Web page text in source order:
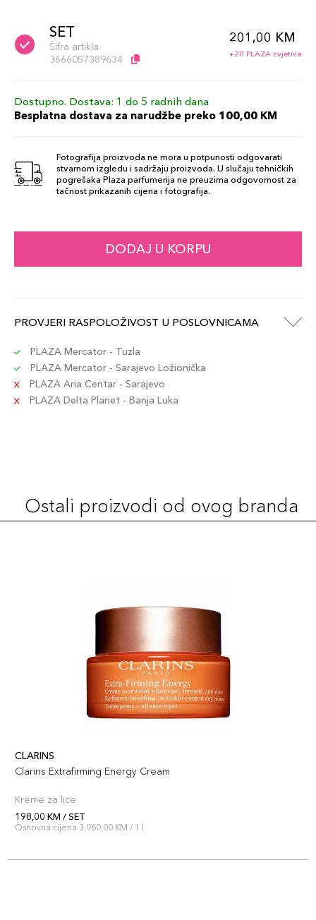
SET
Šifra artikla
3666057389634
201,00 KM
+20 PLAZA cvjetića
Dostupno. Dostava: 1 do 5 radnih dana
Besplatna dostava za narudžbe preko 100,00 KM
Fotografija proizvoda ne mora u potpunosti odgovarati
stvarnom izgledu i sadržaju proizvoda. U slučaju tehničkih
pogrešaka Plaza parfumerija ne preuzima odgovornost za
tačnost prikazanih cijena i fotografija.
DODAJ U KORPU
PROVJERI RASPOLOŽIVOST U POSLOVNICAMA
PLAZA Mercator - Tuzla
PLAZA Mercator - Sarajevo Ložionička
PLAZA Aria Centar - Sarajevo
PLAZA Delta Planet - Banja Luka
Ostali proizvodi od ovog branda
CLARINS
Clarins Extrafirming Energy Cream
Kreme za lice
198,00 KM / SET
Osnovna cijena 3.960,00 KM / 1 l